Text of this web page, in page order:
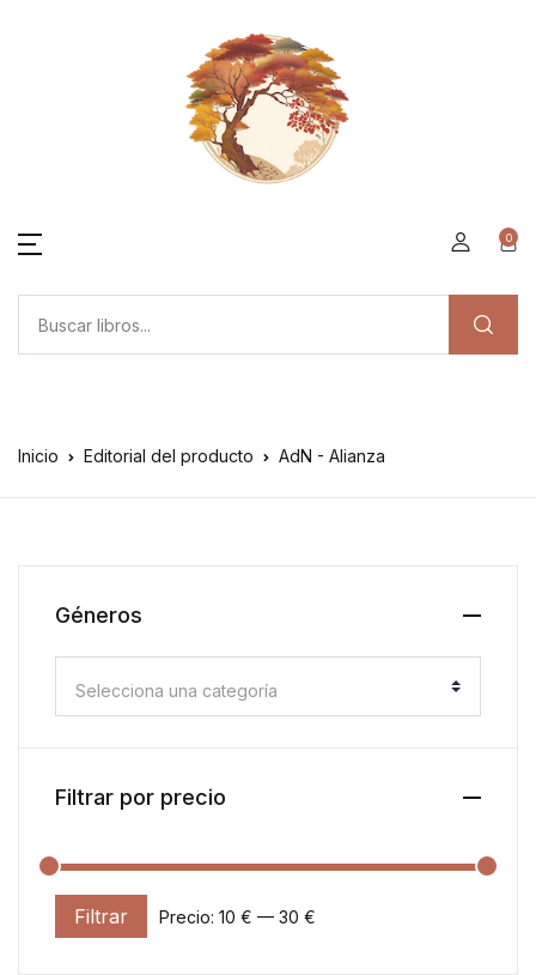
0
Inicio Editorial del producto AdN - Alianza
Géneros
Selecciona una categoría
Filtrar por precio
Precio mínimo
Precio máximo
Filtrar Precio: 10 € — 30 €